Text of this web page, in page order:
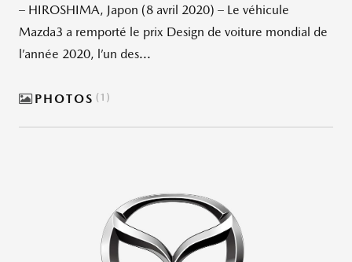
– HIROSHIMA, Japon (8 avril 2020) – Le véhicule
Mazda3 a remporté le prix Design de voiture mondial de
l’année 2020, l’un des...
PHOTOS 1